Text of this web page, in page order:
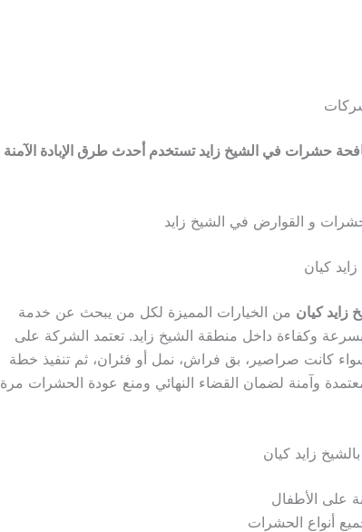
حشرات في الشيخ زايد تستخدم أحدث طرق الإبادة الآمنة
و القوارض في الشيخ زايد
كيان من الخيارات المميزة لكل من يبحث عن خدمة
وكفاءة داخل منطقة الشيخ زايد. تعتمد الشركة على
كانت صراصير، بق فراش، نمل أو فئران، ثم تنفيذ خطة
وآمنة لضمان القضاء النهائي ومنع عودة الحشرات مرة
زايد كيان
على الأطفال
أنواع الحشرات